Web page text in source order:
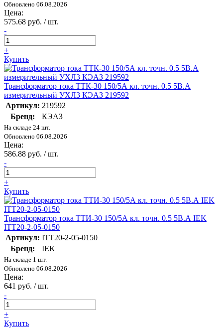
Обновлено 06.08.2026
Цена:
575.68 руб. / шт.
-
+
Купить
Трансформатор тока ТТК-30 150/5А кл. точн. 0.5 5В.А
измерительный УХЛ3 КЭАЗ 219592
Артикул: 219592
Бренд:
КЭАЗ
На складе 24 шт.
Обновлено 06.08.2026
Цена:
586.88 руб. / шт.
-
+
Купить
Трансформатор тока ТТИ-30 150/5А кл. точн. 0.5 5В.А IEK
ITT20-2-05-0150
Артикул: ITT20-2-05-0150
Бренд:
IEK
На складе 1 шт.
Обновлено 06.08.2026
Цена:
641 руб. / шт.
-
+
Купить